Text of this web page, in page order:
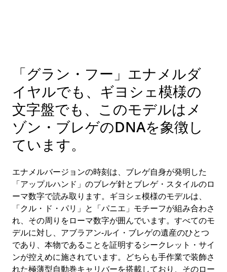
「グラン・フー」エナメルダ
イヤルでも、ギヨシェ模様の
文字盤でも、このモデルはメ
ゾン・ブレゲのDNAを象徴し
ています。
エナメルバージョンの時刻は、ブレゲ自身が発明した
「アップルハンド」のブレゲ針とブレゲ・スタイルのロ
ーマ数字で読み取ります。ギヨシェ模様のモデルは、
「クル・ド・パリ」と「パニエ」モチーフが組み合わさ
れ、その周りをローマ数字が囲んでいます。すべてのモ
デルに対し、アブラアン-ルイ・ブレゲの遺産のひとつ
であり、本物であることを証明するシークレット・サイ
ンが控えめに施されています。どちらも手作業で装飾さ
れた極薄型自動巻キャリバーを搭載しており、そのロー